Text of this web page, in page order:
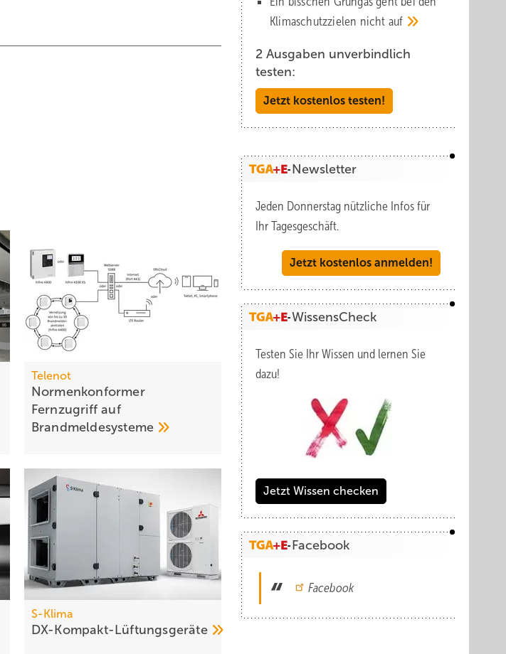
Telenot
Normenkonformer
Fernzugriff auf
Brandmeldesysteme
S-Klima
DX-Kompakt-Lüftungsgeräte
Klima­schutz­zielen nicht auf
2 Ausgaben unverbindlich
testen:
Jetzt kostenlos testen!
Newsletter
Jeden Donnerstag nützliche Infos für
Ihr Tagesgeschäft.
Jetzt kostenlos anmelden!
WissensCheck
Testen Sie Ihr Wissen und lernen Sie
dazu!
Jetzt Wissen checken
Facebook
Facebook